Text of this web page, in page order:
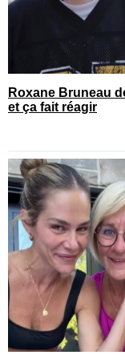
Roxane Bruneau
et ça fait réagir